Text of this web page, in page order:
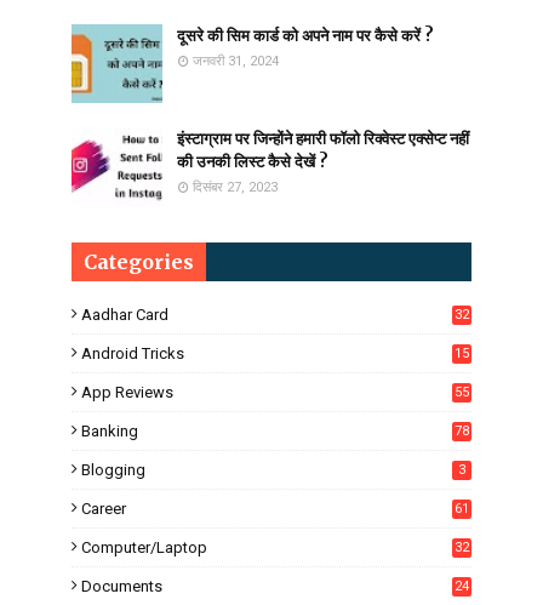
दूसरे की सिम कार्ड को अपने नाम पर कैसे करें ?
जनवरी 31, 2024
इंस्टाग्राम पर जिन्होंने हमारी फॉलो रिक्वेस्ट एक्सेप्ट नहीं
की उनकी लिस्ट कैसे देखें ?
दिसंबर 27, 2023
Categories
Aadhar Card 32
Android Tricks
15
App Reviews 55
Banking 78
Blogging 3
Career 61
Computer/Laptop 32
Documents 24